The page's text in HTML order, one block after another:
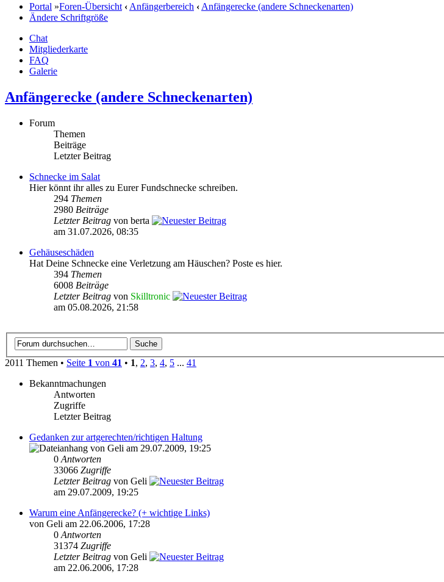
Portal »Foren-Übersicht ‹Anfängerbereich ‹Anfängerecke (andere Schneckenarten)
Ändere Schriftgröße
Chat
Mitgliederkarte
FAQ
Galerie
Anfängerecke (andere Schneckenarten)
Forum
Themen
Beiträge
Letzter Beitrag
Schnecke im Salat
Hier könnt ihr alles zu Eurer Fundschnecke schreiben.
294 Themen
2980 Beiträge
Letzter Beitrag von berta
am 31.07.2026, 08:35
Gehäuseschäden
Hat Deine Schnecke eine Verletzung am Häuschen? Poste es hier.
394 Themen
6008 Beiträge
Letzter Beitrag von Skilltronic
am 05.08.2026, 21:58
2011 Themen • Seite 1 von 41 • 1, 2, 3, 4, 5 ... 41
Bekanntmachungen
Antworten
Zugriffe
Letzter Beitrag
Gedanken zur artgerechten/richtigen Haltung
von Geli am 29.07.2009, 19:25
0 Antworten
33066 Zugriffe
Letzter Beitrag von Geli
am 29.07.2009, 19:25
Warum eine Anfängerecke? (+ wichtige Links)
von Geli am 22.06.2006, 17:28
0 Antworten
31374 Zugriffe
Letzter Beitrag von Geli
am 22.06.2006, 17:28